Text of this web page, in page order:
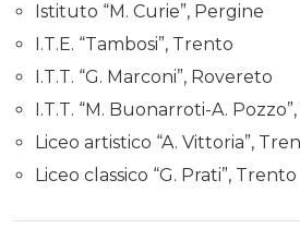
Istituto “M. Curie”, Pergine
I.T.E. “Tambosi”, Trento
I.T.T. “G. Marconi”, Rovereto
I.T.T. “M. Buonarroti-A.
Liceo artistico “A. Vittoria”,
Liceo classico “G. Prati”, Trento